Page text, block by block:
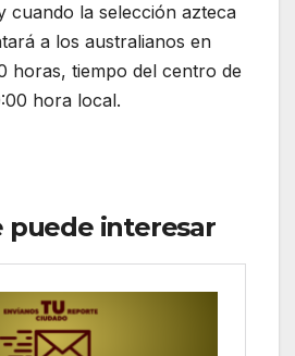
cuando la selección azteca
a los australianos en
horas, tiempo del centro de
hora local.
puede interesar